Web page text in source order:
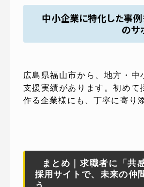
中小企業に特化した事例
のサ
広島県福山市から、地方・中
支援実績があります。初めて
作る企業様にも、丁寧に寄り
まとめ｜求職者に「共
採用サイトで、未来の仲